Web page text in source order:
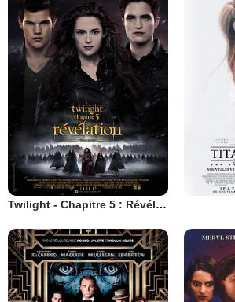
Twilight - Chapitre 5 : Révélation 2e partie